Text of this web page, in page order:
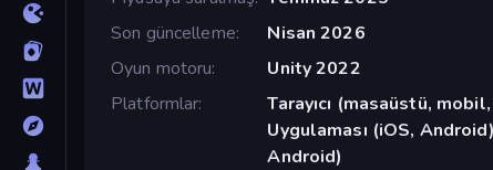
Son güncelleme
Nisan 2026
Oyun motoru
Unity 2022
Platformlar
Tarayıcı (masaüstü,
Uygulaması (iOS,
Android)